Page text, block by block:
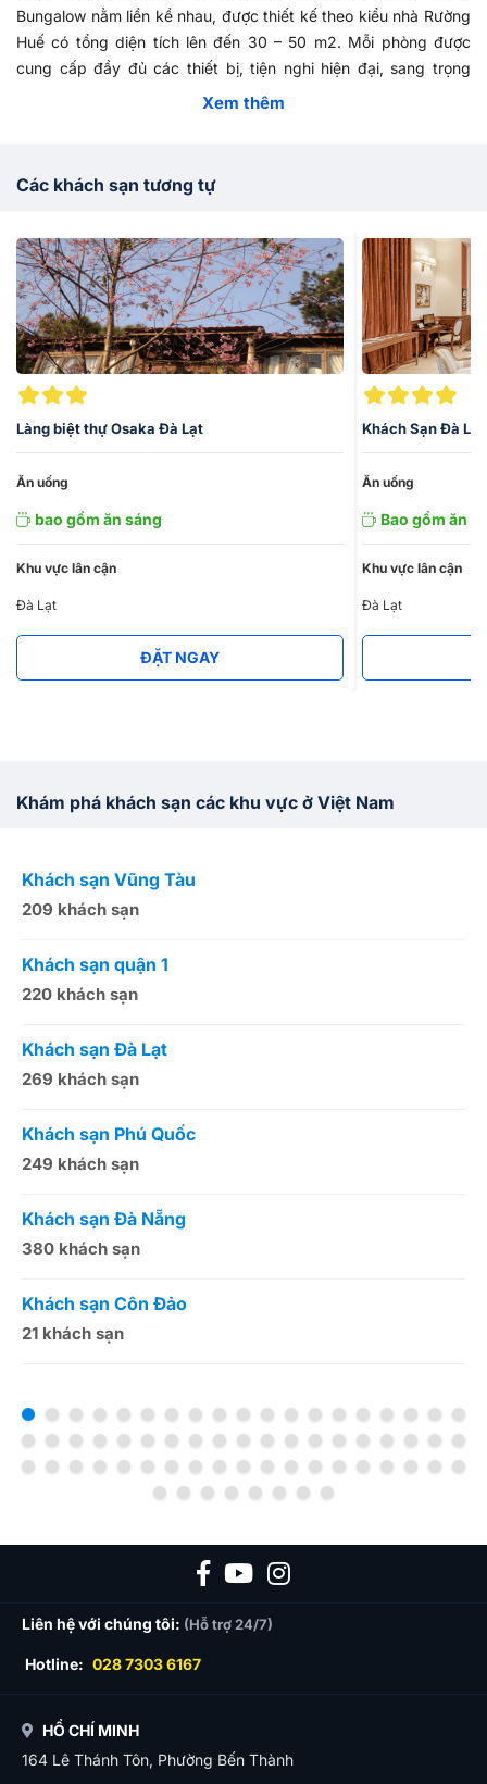
Bungalow nằm liền kề nhau, được thiết kế theo kiểu nhà Rường
Huế có tổng diện tích lên đến 30 – 50 m2. Mỗi phòng được
cung cấp đầy đủ các thiết bị, tiện nghi hiện đại, sang trọng
như: TV màn hình phẳng, khu vực tiếp khách thoải mái, tủ quần
khách không những được tận hưởng những tiện nghi hiện đại,
những nội thất sang trọng mà còn được hòa mình vào thiên
nhiên với những loa hoa lạ, những đồi cỏ xanh thơ mộng, rừng
thông bát ngát đậm nét hoang dã của núi đồi và thảo nguyên.
Phong cách phục vụ ân cần, đội ngũ nhân viên chuyên nghiệp
của làng biệt thự này sẽ mang đến bạn cảm giác gần gũi, thân
thiện như đang ở trong chính ngôi nhà của mình.
Bạn muốnđặt khách sạn Đà Lạt
, liên hệ ngay với Vietnam
khuyến mãi hấp dẫn.
Xem thêm
Các khách sạn tương tự
Làng biệt thự Osaka Đà Lạt
Ăn uống
bao gồm ăn sáng
Khu vực lân cận
Đà Lạt
ĐẶT NGAY
Khách Sạn Đà Lạt
Ăn uống
Bao gồm ăn
Khu vực lân cận
Đà Lạt
Khám phá khách sạn các khu vực ở Việt Nam
Khách sạn Vũng Tàu
209 khách sạn
Khách sạn quận 1
220 khách sạn
Khách sạn Đà Lạt
269 khách sạn
Khách sạn Phú Quốc
249 khách sạn
Khách sạn Đà Nẵng
380 khách sạn
Khách sạn Côn Đảo
21 khách sạn
Liên hệ với chúng tôi: (Hỗ trợ 24/7)
Hotline: 028 7303 6167
HỒ CHÍ MINH
164 Lê Thánh Tôn, Phường Bến Thành